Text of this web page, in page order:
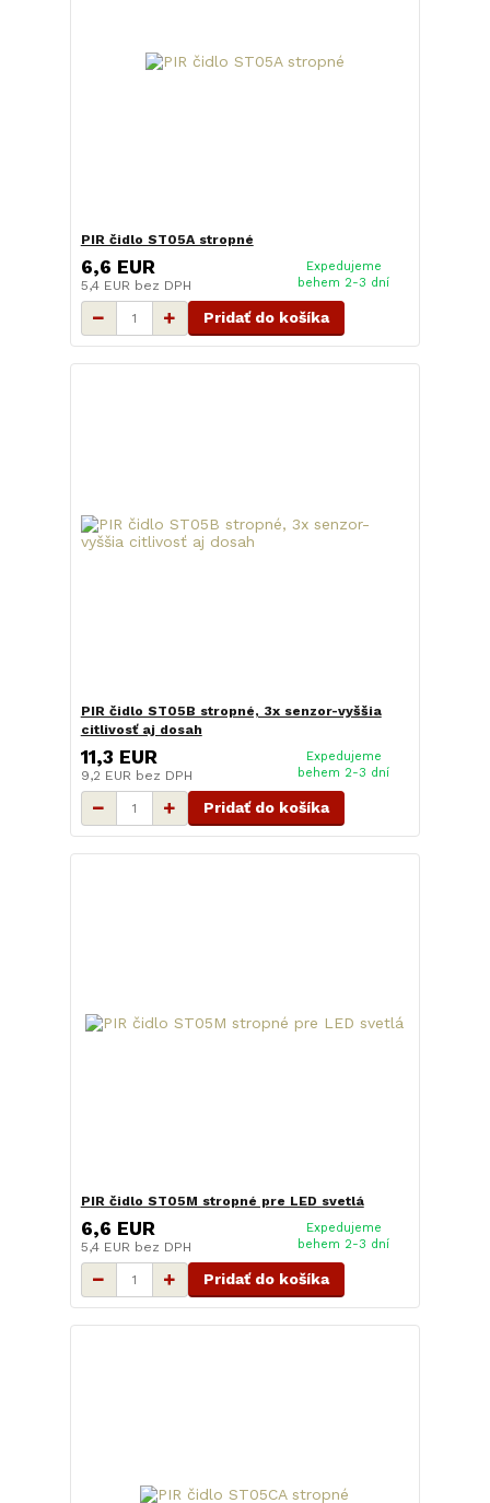
PIR čidlo ST05A stropné
6,6 EUR
5,4 EUR bez DPH
Expedujeme
behem 2-3 dní
Pridať do košíka
PIR čidlo ST05B stropné, 3x senzor-vyššia
citlivosť aj dosah
11,3 EUR
9,2 EUR bez DPH
Expedujeme
behem 2-3 dní
Pridať do košíka
PIR čidlo ST05M stropné pre LED svetlá
6,6 EUR
5,4 EUR bez DPH
Expedujeme
behem 2-3 dní
Pridať do košíka